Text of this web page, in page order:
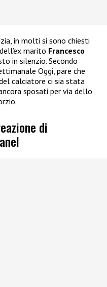
in molti si sono chiesti
marito Francesco
in silenzio. Secondo
Oggi, pare che
calciatore ci sia stata
sposati per via dello
di